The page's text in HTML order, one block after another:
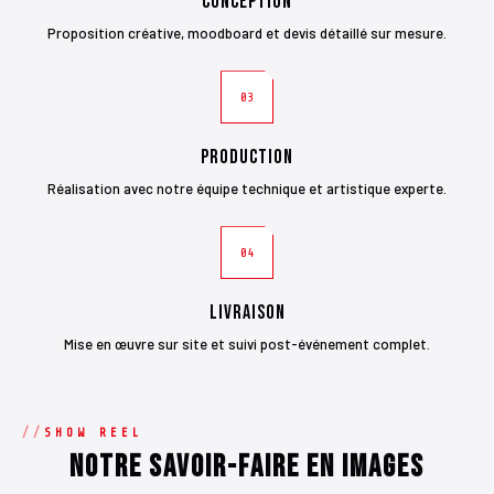
Proposition créative, moodboard et devis détaillé sur mesure.
03
Production
Réalisation avec notre équipe technique et artistique experte.
04
Livraison
Mise en œuvre sur site et suivi post-événement complet.
SHOW REEL
Notre savoir-faire en images